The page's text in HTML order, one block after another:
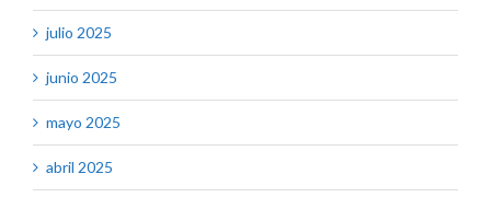
julio 2025
junio 2025
mayo 2025
abril 2025